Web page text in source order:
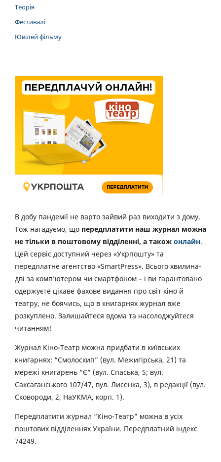
Теорія
Фестивалі
Ювілей фільму
В добу пандемії не варто зайвий раз виходити з дому.
Тож нагадуємо, що передплатити наш журнал можна
не тільки в поштовому відділенні, а також онлайн.
Цей сервіс доступний через «Укрпошту» та
передплатне агентство «SmartPress». Всього хвилина-
дві за комп’ютером чи смартфоном – і ви гарантовано
одержуєте цікаве фахове видання про світ кіно й
театру, не боячись, що в книгарнях журнал вже
розкуплено. Залишайтеся вдома та насолоджуйтеся
читанням!
Журнал Кіно-Театр можна придбати в київських
книгарнях: “Смолоскип” (вул. Межигірська, 21) та
мережі книгарень “Є” (вул. Спаська, 5; вул.
Саксаганського 107/47, вул. Лисенка, 3), в редакції (вул.
Сковороди, 2, НаУКМА, корп. 1).
Передплатити журнал “Кіно-Театр” можна в усіх
поштових відділеннях України. Передплатний індекс
74249.